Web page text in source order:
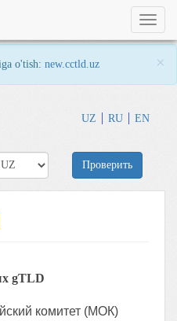
o'tish: new.cctld.uz ×
UZ RU EN
Toggle
Проверить
gTLD
комитет (МОК)